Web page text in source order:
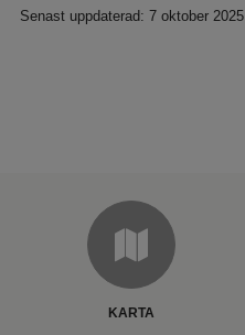
Senast uppdaterad: 7 oktober 2025
KARTA